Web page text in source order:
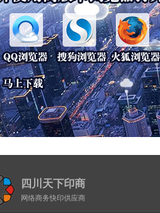
四川天下印商
网络商务快印供应商